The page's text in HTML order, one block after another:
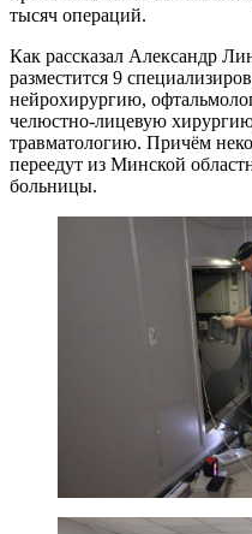
тысяч операций.
Как рассказал Александр
разместится 9
нейрохирургию,
челюстно-лицевую
травматологию. Причём
переедут из Минской
больницы.